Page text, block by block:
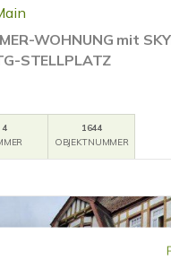
WOHNUNG mit
STELLPLATZ
4
1644
OBJEKTNUMMER